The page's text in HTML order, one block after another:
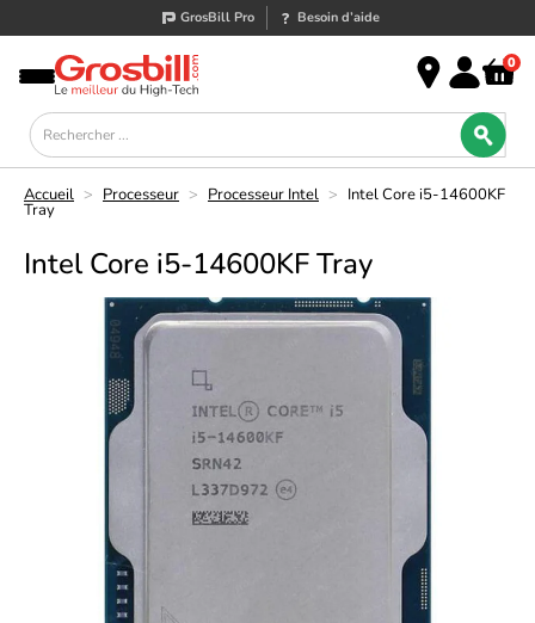
GrosBill Pro Besoin d’aide
0
Accueil > Processeur > Processeur Intel > Intel Core i5-14600KF
Tray
Intel Core i5-14600KF Tray